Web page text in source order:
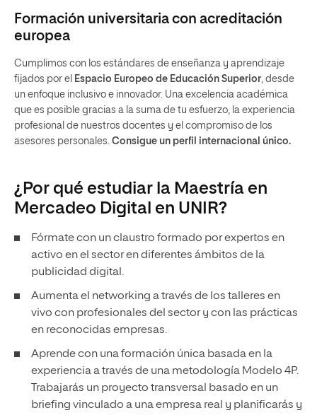
Formación universitaria con acreditación
europea
Cumplimos con los estándares de enseñanza y aprendizaje
fijados por el Espacio Europeo de Educación Superior , desde
un enfoque inclusivo e innovador. Una excelencia académica
que es posible gracias a la suma de tu esfuerzo, la experiencia
profesional de nuestros docentes y el compromiso de los
asesores personales. Consigue un perfil internacional único.
¿Por qué estudiar la Maestría en
Mercadeo Digital en UNIR?
Fórmate con un claustro formado por expertos en
activo en el sector en diferentes ámbitos de la
publicidad digital.
Aumenta el networking a través de los talleres en
vivo con profesionales del sector y con las prácticas
en reconocidas empresas.
Aprende con una formación única basada en la
experiencia a través de una metodología Modelo 4P.
Trabajarás un proyecto transversal basado en un
briefing vinculado a una empresa real y planificarás y